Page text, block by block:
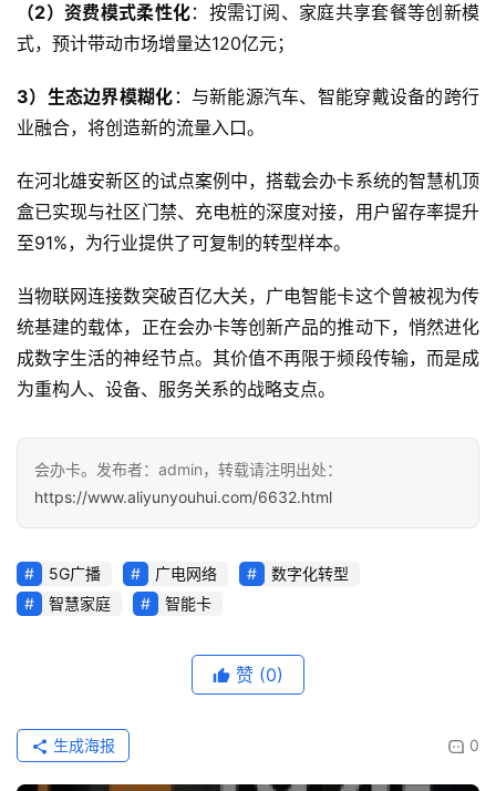
讯
多
页
面
（2）资费模式柔性化：按需订阅、家庭共享套餐等创新模
式，预计带动市场增量达120亿元；
3）生态边界模糊化 ：与新能源汽车、智能穿戴设备的跨行
业融合，将创造新的流量入口。
在河北雄安新区的试点案例中，搭载会办卡系统的智慧机顶
盒已实现与社区门禁、充电桩的深度对接，用户留存率提升
至91%，为行业提供了可复制的转型样本。
当物联网连接数突破百亿大关，广电智能卡这个曾被视为传
统基建的载体，正在会办卡等创新产品的推动下，悄然进化
成数字生活的神经节点。其价值不再限于频段传输，而是成
为重构人、设备、服务关系的战略支点。
会办卡。发布者：admin，转载请注明出处：
https://www.aliyunyouhui.com/6632.html
5G广播 广电网络
数字化转型
智慧家庭
智能卡
赞 (0)
0
生成海报